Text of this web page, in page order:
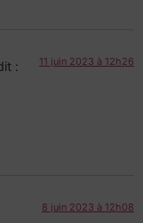
: 11 juin 2023 à 12h26
8 juin 2023 à 12h08